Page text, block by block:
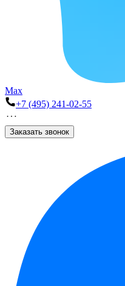
Max
+7 (495) 241-02-55
Заказать звонок